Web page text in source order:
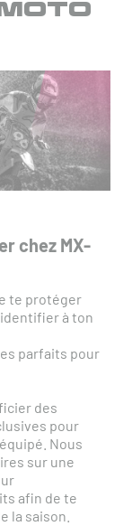
chez MX-
te protéger
à ton
parfaits pour
des
pour
Nous
sur une
afin de te
la saison.